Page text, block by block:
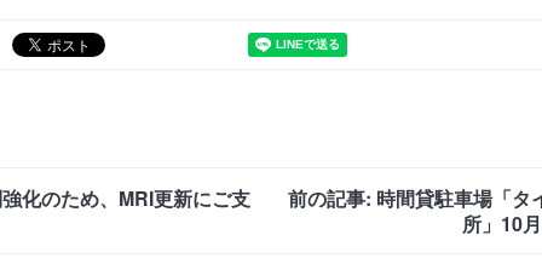
化のため、MRI更新にご支
前の記事: 時間貸駐車場「タ
所」10